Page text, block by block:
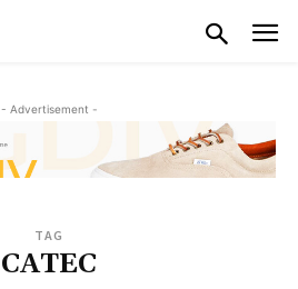
- Advertisement -
TAG
CATEC